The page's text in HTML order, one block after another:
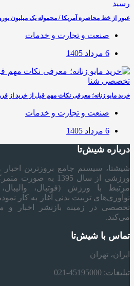
عبور از خط محاصره آمریکا / محموله یک میلیون
صنعت و تجارت و خدمات
6 مرداد 1405
خرید مایو زنانه؛ معرفی نکات مهم قبل از خرید
صنعت و تجارت و خدمات
6 مرداد 1405
درباره شیش‌تا
شیشتا، سیستم جامع بروزترین
ورزشی از سال 1395
مرتبط با ورزش (فوتبال،
نوآوری‌های تربیت بدنی آغاز به کار
تخصصی در زمینه بازنشر اخبار و
می‌کند.
تماس با شیش‌تا
ایران، تهران
تبلیغات: 45195000-021